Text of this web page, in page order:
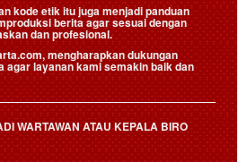
kode etik itu juga menjadi panduan
berita agar sesuai dengan
dan profesional.
mengharapkan dukungan
agar layanan kami semakin baik dan
WARTAWAN ATAU KEPALA BIRO